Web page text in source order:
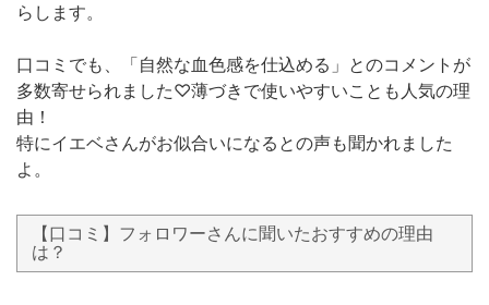
らします。
口コミでも、「自然な血色感を仕込める」とのコメントが
多数寄せられました♡薄づきで使いやすいことも人気の理
由！
特にイエベさんがお似合いになるとの声も聞かれました
よ。
【口コミ】フォロワーさんに聞いたおすすめの理由
は？